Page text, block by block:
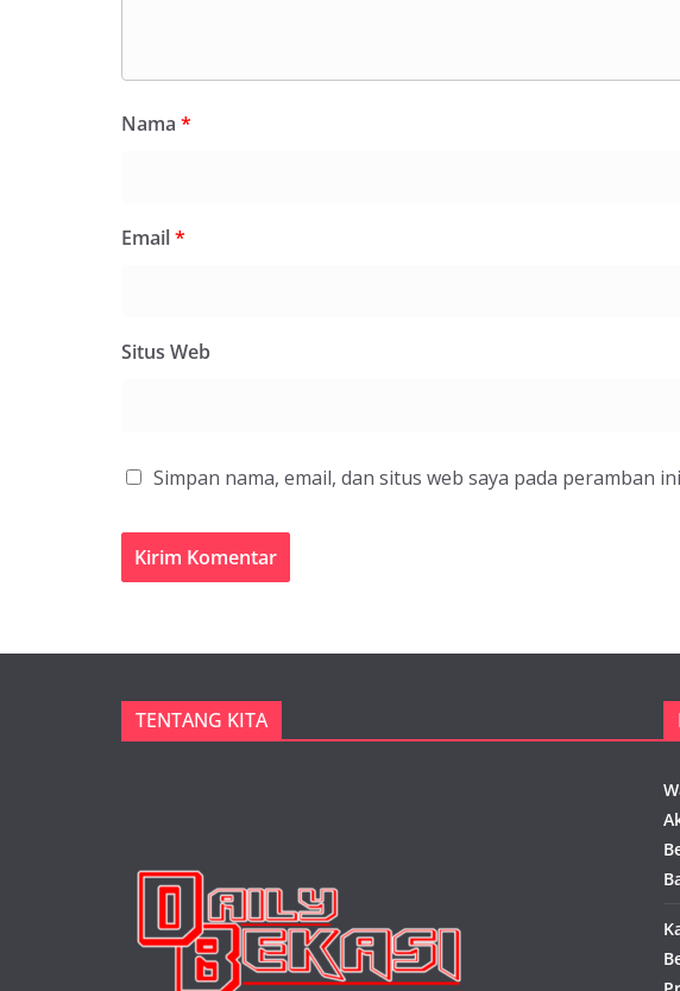
Nama *
Email*
Situs Web
Simpan nama, email, dan situs web saya pada peramban
TENTANG KITA